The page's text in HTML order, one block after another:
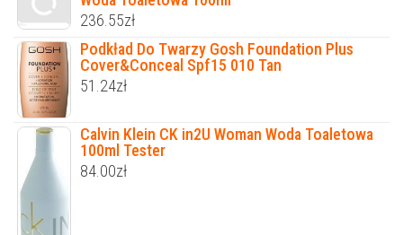
236.55zł
Podkład Do Twarzy Gosh Foundation Plus
Cover&Conceal Spf15 010 Tan
51.24zł
Calvin Klein CK in2U Woman Woda Toaletowa
100ml Tester
84.00zł